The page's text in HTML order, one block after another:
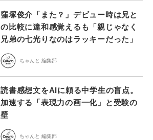
窪塚俊介「また？」デビュー時は兄と
の比較に違和感覚えるも「親じゃなく
兄弟の七光りなのはラッキーだった」
ちゃんと 編集部
読書感想文をAIに頼る中学生の盲点。
加速する「表現力の画一化」と受験の
壁
ちゃんと 編集部